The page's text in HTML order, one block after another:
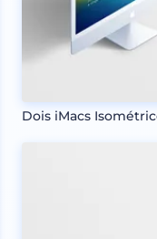
Dois iMacs